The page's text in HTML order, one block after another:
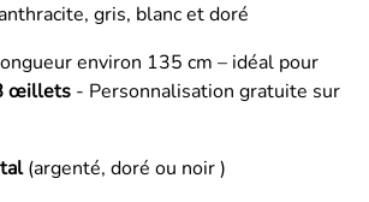
gris, blanc et doré
environ 135 cm – idéal pour
œillets - Personnalisation gratuite sur
(argenté, doré ou noir )